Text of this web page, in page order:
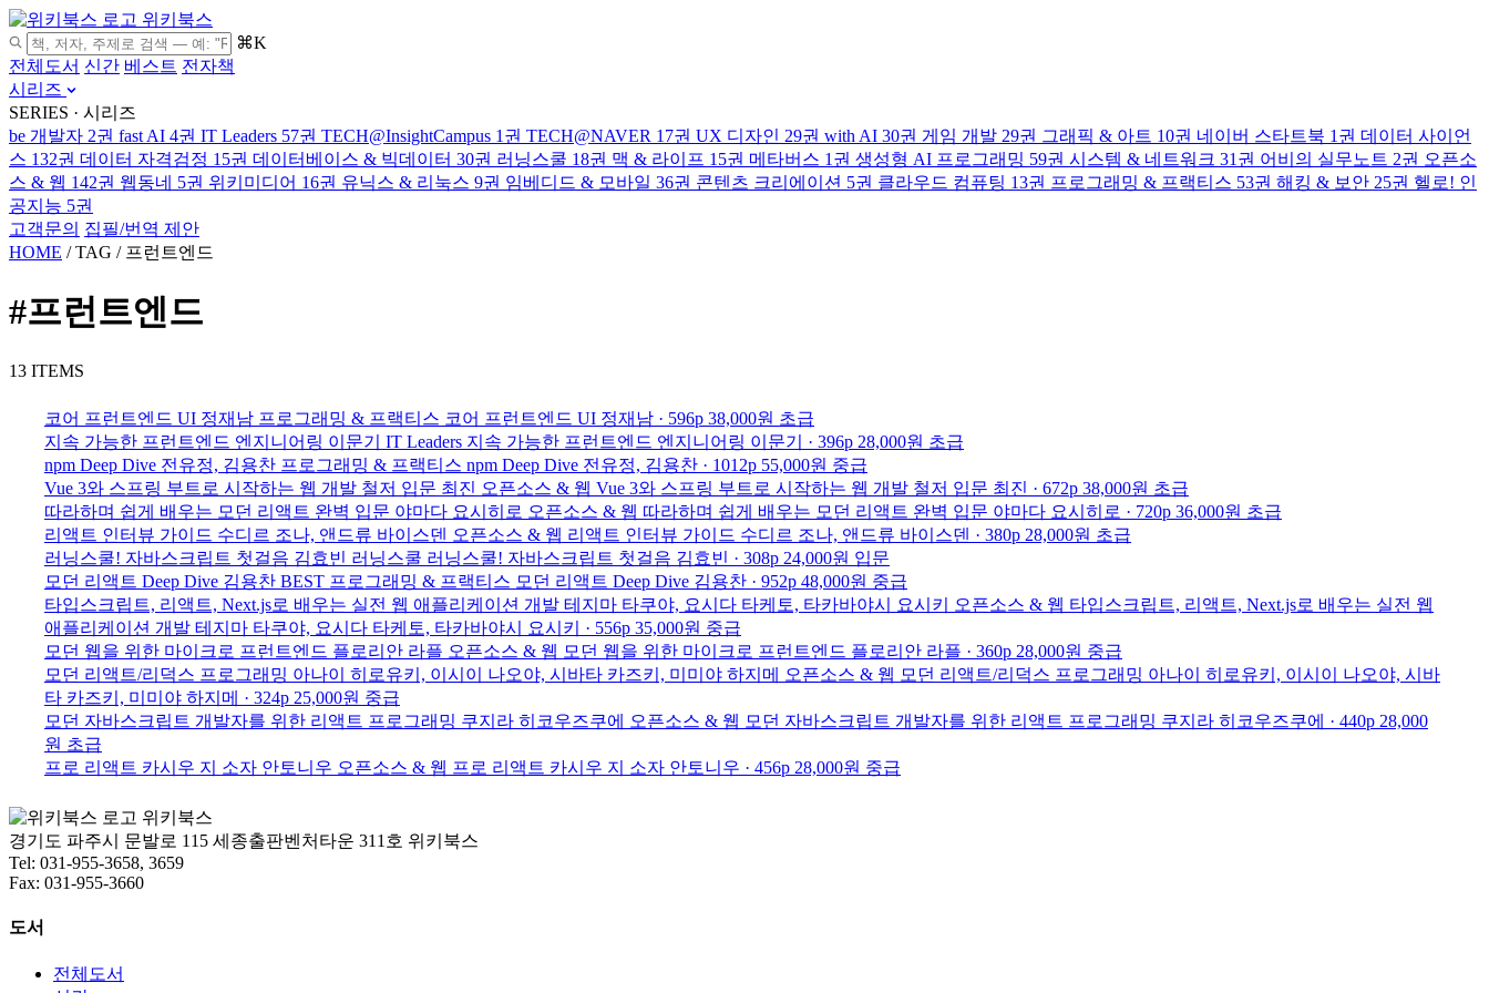
위키북스
⌘K
전체도서 신간 베스트 전자책
시리즈
SERIES · 시리즈
be 개발자 2권 fast AI 4권 IT Leaders 57권 TECH@InsightCampus 1권 TECH@NAVER 17권 UX 디자인 29권 with AI 30권 게임 개발 29권 그래픽 & 아트 10권 네이버 스타트북 1권 데이터 사이언
스 132권 데이터 자격검정 15권 데이터베이스 & 빅데이터 30권 러닝스쿨 18권 맥 & 라이프 15권 메타버스 1권 생성형 AI 프로그래밍 59권 시스템 & 네트워크 31권 어비의 실무노트 2권 오픈소
스 & 웹 142권 웹동네 5권 위키미디어 16권 유닉스 & 리눅스 9권 임베디드 & 모바일 36권 콘텐츠 크리에이션 5권 클라우드 컴퓨팅 13권 프로그래밍 & 프랙티스 53권 해킹 & 보안 25권 헬로! 인
공지능 5권
고객문의 집필/번역 제안
HOME / TAG / 프런트엔드
#프런트엔드
13 ITEMS
코어 프런트엔드 UI 정재남 프로그래밍 & 프랙티스 코어 프런트엔드 UI 정재남 · 596p 38,000원 초급
지속 가능한 프런트엔드 엔지니어링 이문기 IT Leaders 지속 가능한 프런트엔드 엔지니어링 이문기 · 396p 28,000원 초급
npm Deep Dive 전유정, 김용찬 프로그래밍 & 프랙티스 npm Deep Dive 전유정, 김용찬 · 1012p 55,000원 중급
Vue 3와 스프링 부트로 시작하는 웹 개발 철저 입문 최진 오픈소스 & 웹 Vue 3와 스프링 부트로 시작하는 웹 개발 철저 입문 최진 · 672p 38,000원 초급
따라하며 쉽게 배우는 모던 리액트 완벽 입문 야마다 요시히로 오픈소스 & 웹 따라하며 쉽게 배우는 모던 리액트 완벽 입문 야마다 요시히로 · 720p 36,000원 초급
리액트 인터뷰 가이드 수디르 조나, 앤드류 바이스덴 오픈소스 & 웹 리액트 인터뷰 가이드 수디르 조나, 앤드류 바이스덴 · 380p 28,000원 초급
러닝스쿨! 자바스크립트 첫걸음 김효빈 러닝스쿨 러닝스쿨! 자바스크립트 첫걸음 김효빈 · 308p 24,000원 입문
모던 리액트 Deep Dive 김용찬 BEST 프로그래밍 & 프랙티스 모던 리액트 Deep Dive 김용찬 · 952p 48,000원 중급
타입스크립트, 리액트, Next.js로 배우는 실전 웹 애플리케이션 개발 테지마 타쿠야, 요시다 타케토, 타카바야시 요시키 오픈소스 & 웹 타입스크립트, 리액트, Next.js로 배우는 실전 웹
애플리케이션 개발 테지마 타쿠야, 요시다 타케토, 타카바야시 요시키 · 556p 35,000원 중급
모던 웹을 위한 마이크로 프런트엔드 플로리안 라플 오픈소스 & 웹 모던 웹을 위한 마이크로 프런트엔드 플로리안 라플 · 360p 28,000원 중급
모던 리액트/리덕스 프로그래밍 아나이 히로유키, 이시이 나오야, 시바타 카즈키, 미미야 하지메 오픈소스 & 웹 모던 리액트/리덕스 프로그래밍 아나이 히로유키, 이시이 나오야, 시바
타 카즈키, 미미야 하지메 · 324p 25,000원 중급
모던 자바스크립트 개발자를 위한 리액트 프로그래밍 쿠지라 히코우즈쿠에 오픈소스 & 웹 모던 자바스크립트 개발자를 위한 리액트 프로그래밍 쿠지라 히코우즈쿠에 · 440p 28,000
원 초급
프로 리액트 카시우 지 소자 안토니우 오픈소스 & 웹 프로 리액트 카시우 지 소자 안토니우 · 456p 28,000원 중급
위키북스
경기도 파주시 문발로 115 세종출판벤처타운 311호 위키북스
Tel: 031-955-3658, 3659
Fax: 031-955-3660
도서
전체도서